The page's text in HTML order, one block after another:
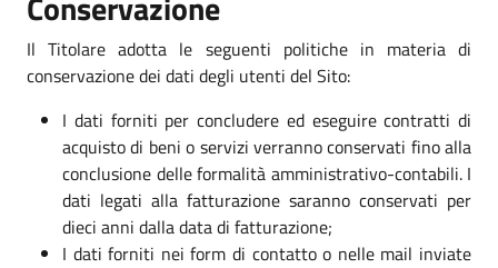
Il Titolare adotta le seguenti politiche in materia di
conservazione dei dati degli utenti del Sito:
I dati forniti per concludere ed eseguire contratti di
acquisto di beni o servizi verranno conservati fino alla
conclusione delle formalità amministrativo-contabili. I
dati legati alla fatturazione saranno conservati per
dieci anni dalla data di fatturazione;
I dati forniti nei form di contatto o nelle mail inviate